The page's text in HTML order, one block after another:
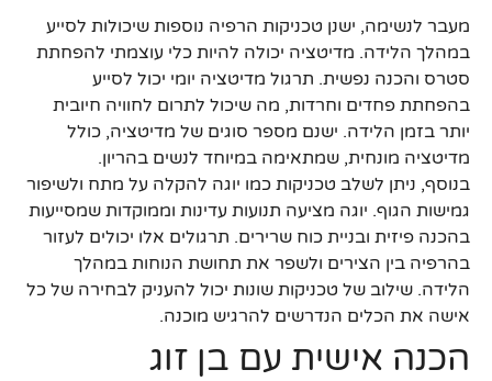
מעבר לנשימה, ישנן טכניקות הרפיה נוספות שיכולות לסייע
במהלך הלידה. מדיטציה יכולה להיות כלי עוצמתי להפחתת
סטרס והכנה נפשית. תרגול מדיטציה יומי יכול לסייע
בהפחתת פחדים וחרדות, מה שיכול לתרום לחוויה חיובית
יותר בזמן הלידה. ישנם מספר סוגים של מדיטציה, כולל
מדיטציה מונחית, שמתאימה במיוחד לנשים בהריון.
בנוסף, ניתן לשלב טכניקות כמו יוגה להקלה על מתח ולשיפור
גמישות הגוף. יוגה מציעה תנועות עדינות וממוקדות שמסייעות
בהכנה פיזית ובניית כוח שרירים. תרגולים אלו יכולים לעזור
בהרפיה בין הצירים ולשפר את תחושת הנוחות במהלך
הלידה. שילוב של טכניקות שונות יכול להעניק לבחירה של כל
אישה את הכלים הנדרשים להרגיש מוכנה.
הכנה אישית עם בן זוג